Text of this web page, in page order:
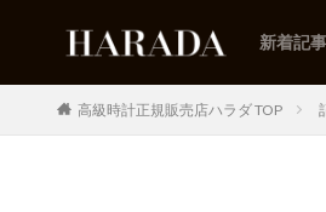
新着記
高級時計正規販売店ハラダ TOP